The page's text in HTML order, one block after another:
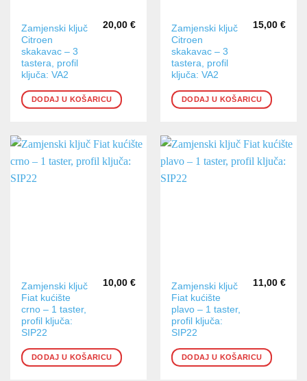
Zamjenski ključ
Citroen
skakavac – 3
tastera, profil
ključa: VA2
20,00 €
DODAJ U KOŠARICU
Zamjenski ključ
Citroen
skakavac – 3
tastera, profil
ključa: VA2
15,00 €
DODAJ U KOŠARICU
Zamjenski ključ
Fiat kućište
crno – 1 taster,
profil ključa:
SIP22
10,00 €
DODAJ U KOŠARICU
Zamjenski ključ
Fiat kućište
plavo – 1 taster,
profil ključa:
SIP22
11,00 €
DODAJ U KOŠARICU